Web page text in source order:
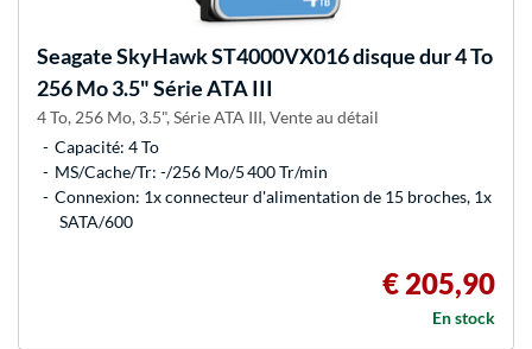
SeagateSkyHawk ST4000VX016 disque dur 4 To
256 Mo 3.5" Série ATA III
4 To, 256 Mo, 3.5", Série ATA III, Vente au détail
Capacité: 4 To
MS/Cache/Tr: -/256 Mo/5 400 Tr/min
Connexion: 1x connecteur d'alimentation de 15 broches, 1x
SATA/600
€ 205,90
En stock